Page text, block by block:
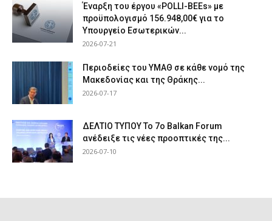
Έναρξη του έργου «POLLI-BEEs» με
προϋπολογισμό 156.948,00€ για το
Υπουργείο Εσωτερικών...
2026-07-21
Περιοδείες του ΥΜΑΘ σε κάθε νομό της
Μακεδονίας και της Θράκης...
2026-07-17
ΔΕΛΤΙΟ ΤΥΠΟΥ Το 7ο Balkan Forum
ανέδειξε τις νέες προοπτικές της...
2026-07-10